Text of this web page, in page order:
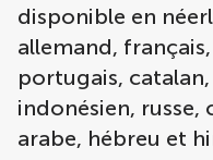
disponible en
allemand,
portugais,
indonésien, russe,
arabe, hébreu et